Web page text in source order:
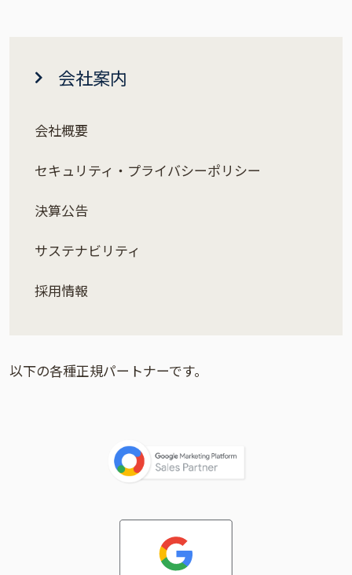
会社案内
会社概要
セキュリティ・プライバシーポリシー
決算公告
サステナビリティ
採用情報
以下の各種正規パートナーです。